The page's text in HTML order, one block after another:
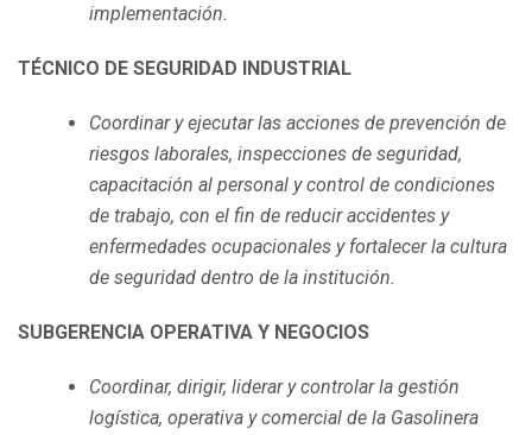
implementación.
TÉCNICO DE SEGURIDAD INDUSTRIAL
Coordinar y ejecutar las acciones de prevención de
riesgos laborales, inspecciones de seguridad,
capacitación al personal y control de condiciones
de trabajo, con el fin de reducir accidentes y
enfermedades ocupacionales y fortalecer la cultura
de seguridad dentro de la institución.
SUBGERENCIA OPERATIVA Y NEGOCIOS
Coordinar, dirigir, liderar y controlar la gestión
logística, operativa y comercial de la Gasolinera